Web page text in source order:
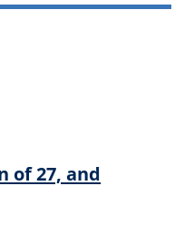
of 27, and